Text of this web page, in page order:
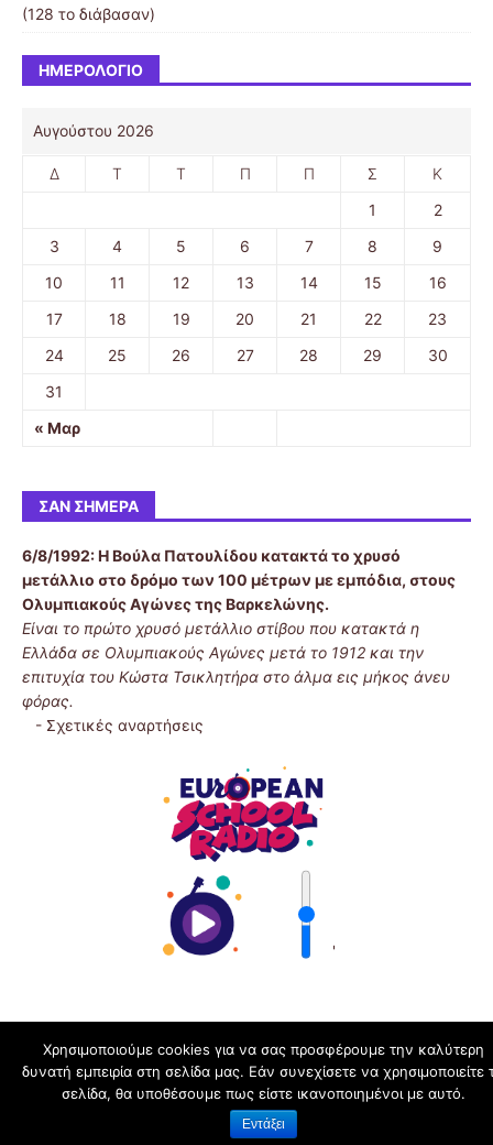
(128 το διάβασαν)
ΗΜΕΡΟΛΌΓΙΟ
Αυγούστου 2026
Δ Τ Τ Π Π Σ Κ
« Μαρ
1
2
3
4 5 6 7 8
9
10
11 12 13 14 15
16
17
18 19 20 21 22
23
24
25 26 27 28 29
30
31
ΣΑΝ ΣΉΜΕΡΑ
6/8/1992:Η Βούλα Πατουλίδου κατακτά το χρυσό
μετάλλιο στο δρόμο των 100 μέτρων με εμπόδια, στους
Ολυμπιακούς Αγώνες της Βαρκελώνης.
Είναι το πρώτο χρυσό μετάλλιο στίβου που κατακτά η
Ελλάδα σε Ολυμπιακούς Αγώνες μετά το 1912 και την
επιτυχία του Κώστα Τσικλητήρα στο άλμα εις μήκος άνευ
φόρας.
- Σχετικές αναρτήσεις
'
schoolpress.sch.gr
Όροι Χρήσης schoolpress.sch.gr|Δήλωση προσβασιμότητας
Χρησιμοποιούμε cookies για να σας προσφέρουμε την καλύτερη
δυνατή εμπειρία στη σελίδα μας. Εάν συνεχίσετε να χρησιμοποιείτε
σελίδα, θα υποθέσουμε πως είστε ικανοποιημένοι με αυτό.
Εντάξει